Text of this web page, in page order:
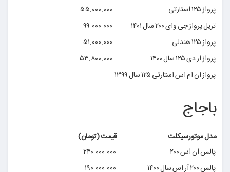
پرواز ۱۲۵ استارتی
۵۵.۰۰۰.۰۰۰
تریل پرواز جی وای ۲۰۰ سال ۱۴۰۱
۹۹.۰۰۰.۰۰۰
پرواز ۱۲۵ هندلی
۵۱.۰۰۰.۰۰۰
پرواز ار دی ۱۲۵ سال ۱۴۰۰
۵۳.۸۰۰.۰۰۰
پرواز ان ام اس استارتی ۱۲۵ سال ۱۳۹۹
—–
باجاج
مدل موتورسیکلت‌
قیمت (تومان)
پالس ان اس ۲۰۰
۲۴۰.۰۰۰.۰۰۰
پالس ۲۰۰ آر اس سال ۱۴۰۰
۱۹۰.۰۰۰.۰۰۰